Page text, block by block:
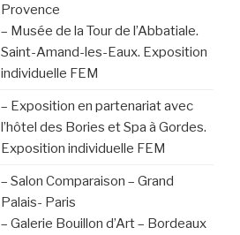
Provence
– Musée de la Tour de l’Abbatiale.
Saint-Amand-les-Eaux. Exposition
individuelle FEM
– Exposition en partenariat avec
l’hôtel des Bories et Spa à Gordes.
Exposition individuelle FEM
– Salon Comparaison – Grand
Palais- Paris
– Galerie Bouillon d’Art – Bordeaux